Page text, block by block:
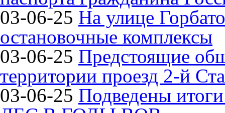
03-06-25 На улице
остановочные комплексы
03-06-25 Предстоящие
территории проезд 2-й
03-06-25 Подведены